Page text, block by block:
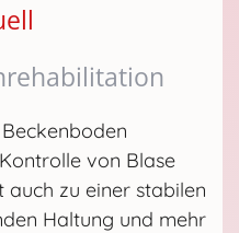
von Blase
zu einer stabilen
Haltung und mehr